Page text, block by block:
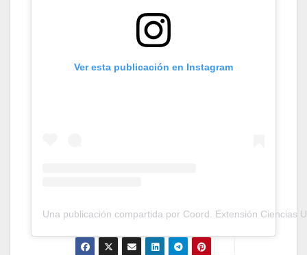
Ver esta publicación en Instagram
Una publicación compartida por Coord. Extensión Ciencias